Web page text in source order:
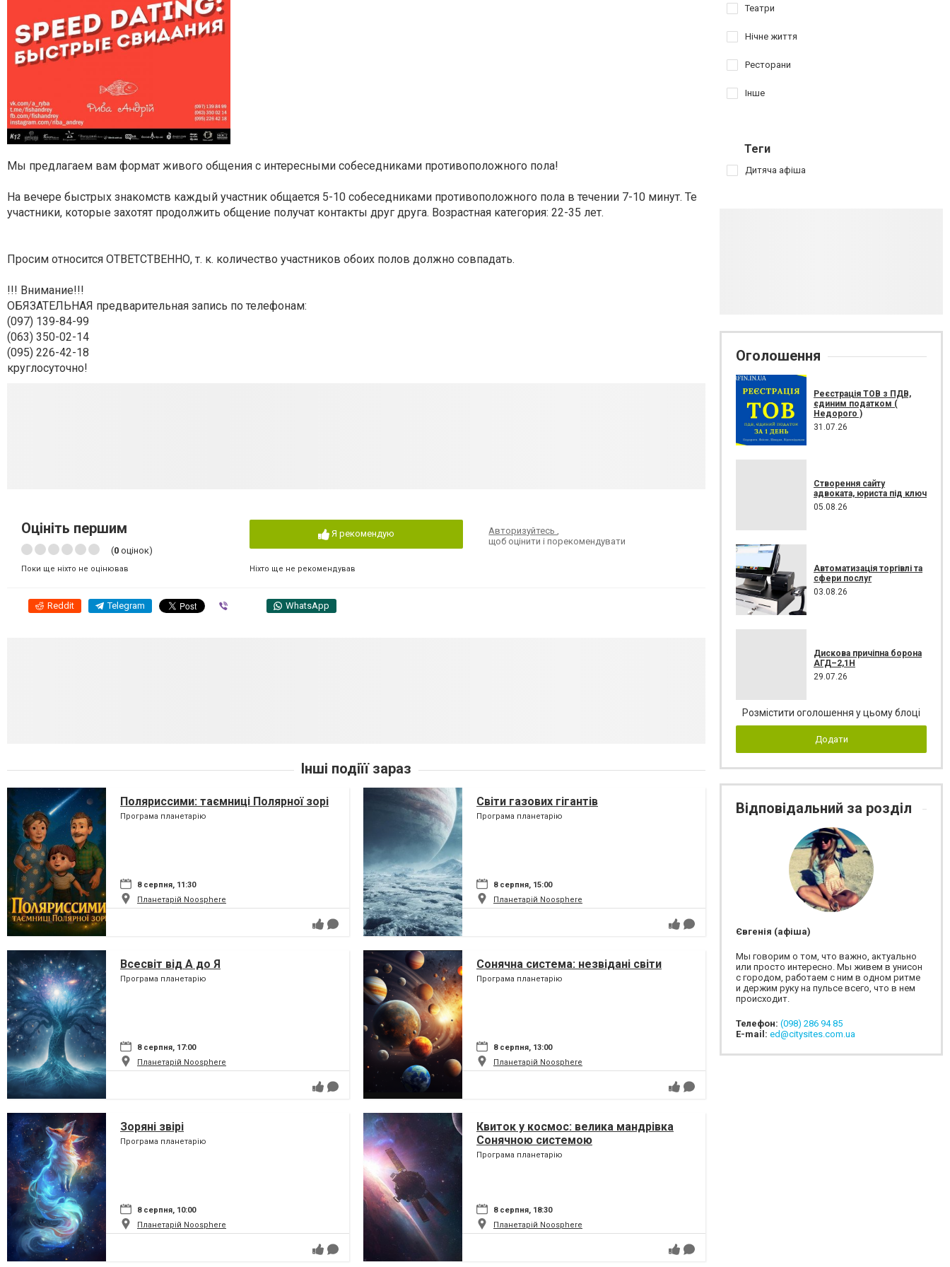
Мы предлагаем вам формат живого общения с интересными собеседниками противоположного пола!
На вечере быстрых знакомств каждый участник общается 5-10 собеседниками противоположного пола в течении 7-10 минут. Те
участники, которые захотят продолжить общение получат контакты друг друга. Возрастная категория: 22-35 лет.
Просим относится ОТВЕТСТВЕННО, т. к. количество участников обоих полов должно совпадать.
!!! Внимание!!!
ОБЯЗАТЕЛЬНАЯ предварительная запись по телефонам:
(097) 139-84-99
(063) 350-02-14
(095) 226-42-18
круглосуточно!
Оцініть першим
(0 оцінок)
Поки ще ніхто не оцінював
Я рекомендую
Ніхто ще не рекомендував
Авторизуйтесь,
щоб оцінити і порекомендувати
Reddit Telegram WhatsApp
Інші подіїї зараз
Поляриссими: таємниці Полярної зорі
Програма планетарію
8 серпня, 11:30
Планетарій Noosphere
Світи газових гігантів
Програма планетарію
8 серпня, 15:00
Планетарій Noosphere
Всесвіт від А до Я
Програма планетарію
8 серпня, 17:00
Планетарій Noosphere
Сонячна система: незвідані світи
Програма планетарію
8 серпня, 13:00
Планетарій Noosphere
Зоряні звірі
Програма планетарію
8 серпня, 10:00
Планетарій Noosphere
Квиток у космос: велика мандрівка
Сонячною системою
Програма планетарію
8 серпня, 18:30
Планетарій Noosphere
Театри
Нічне життя
Ресторани
Інше
Теги
Дитяча афіша
Оголошення
Реєстрація ТОВ з ПДВ,
єдиним податком (
Недорого )
31.07.26
Створення сайту
адвоката, юриста під ключ
05.08.26
Автоматизація торгівлі та
сфери послуг
03.08.26
Дискова причіпна борона
АГД–2,1Н
29.07.26
Розмістити оголошення у цьому блоці
Додати
Відповідальний за розділ
Євгенія (афіша)
Мы говорим о том, что важно, актуально
или просто интересно. Мы живем в унисон
с городом, работаем с ним в одном ритме
и держим руку на пульсе всего, что в нем
происходит.
Телефон: (098) 286 94 85
E-mail: ed@citysites.com.ua